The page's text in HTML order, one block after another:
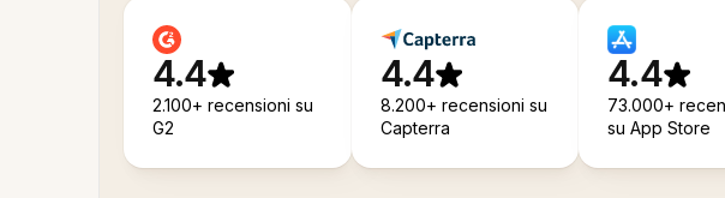
4.4
2.100+ recensioni su
G2
4.4
8.200+ recensioni su
Capterra
4.4
73.000+
su App Store